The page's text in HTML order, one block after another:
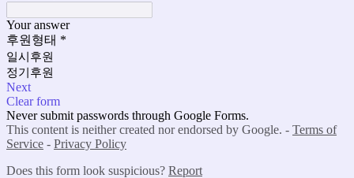
Your answer
후원형태 *
일시후원
정기후원
Next
Clear form
Never submit passwords through Google Forms.
This content is neither created nor endorsed by Google. - Terms of
Service - Privacy Policy
Does this form look suspicious? Report